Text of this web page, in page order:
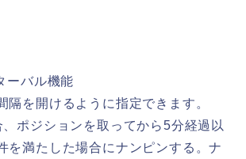
ーバル機能
隔を開けるように指定できます。
ポジションを取ってから5分経過以
を満たした場合にナンピンする。ナ